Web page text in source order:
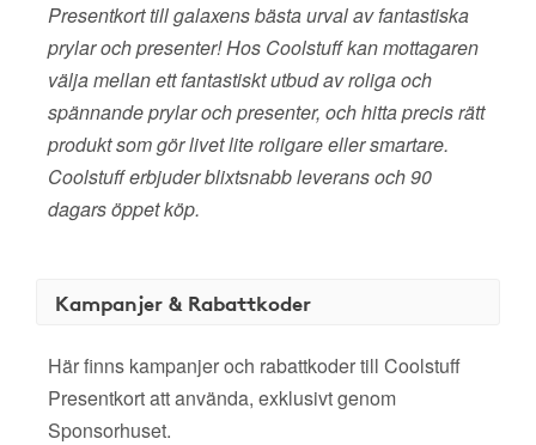
Presentkort till galaxens bästa urval av fantastiska
prylar och presenter! Hos Coolstuff kan mottagaren
välja mellan ett fantastiskt utbud av roliga och
spännande prylar och presenter, och hitta precis rätt
produkt som gör livet lite roligare eller smartare.
Coolstuff erbjuder blixtsnabb leverans och 90
dagars öppet köp.
Kampanjer & Rabattkoder
Här finns kampanjer och rabattkoder till Coolstuff
Presentkort att använda, exklusivt genom
Sponsorhuset.